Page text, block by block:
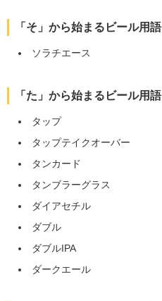
「そ」から始まるビール用語
ソラチエース
「た」から始まるビール用語
タップ
タップテイクオーバー
タンカード
タンブラーグラス
ダイアセチル
ダブル
ダブルIPA
ダークエール